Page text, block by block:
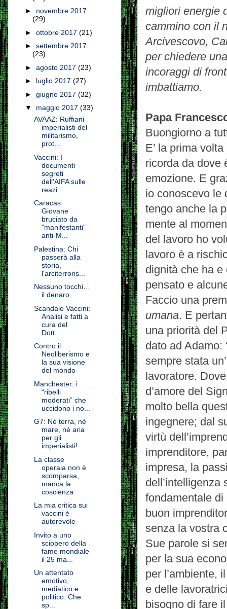
migliori energie
cammino con il
Arcivescovo,
per chiedere
incoraggi di
imbattiamo.
Papa
Buongiorno a
E’ la prima
ricorda da dove
emozione. E
io conoscevo le
tengo anche la
mente al
del lavoro ho
lavoro è a
dignità che ha
pensato e
Faccio una
umana. E
una priorità del
dato ad Adamo:
sempre stata
lavoratore.
d’amore del
molto bella
ingegnere; dal
virtù
imprenditore,
impresa, la
dell’intelligenza
fondamentale di
buon
senza la vostra
Sue parole si
per la sua
per l’ambiente,
e delle
bisogno di fare
► novembre 2017
(29)
► ottobre 2017 (21)
► settembre 2017
(23)
► agosto 2017 (23)
► luglio 2017 (27)
► giugno 2017 (32)
▼ maggio 2017 (33)
AVAAZ: Ruffiani
imperialisti del
militarismo,
prot...
Vaccini: I
documenti
segreti
dell'AIFA sulle
reazi...
Caracas:
Giovane
bruciato da
"manifestanti"
anti-M...
Palestina: Chi
passerà alla
storia,
l'arciterroris...
Nessuno tocchi…
il denaro
Scandalo Vaccini:
Analisi e fatti a
cura del
Dott....
Contro il
Neoliberismo e
la sua visione
del mondo
Manchester: i
“ribelli
moderati” che
uccidono i no...
G7: Nè terra, nè
mare, nè aria
per gli
imperialisti!
La classe
operaia non è
scomparsa,
manca la
coscienza
La mia critica sui
vaccini è
autorevole
Invito a uno
sciopero della
fame mondiale
il 25 ma...
Un attentato
emotivo,
mediatico e
politico. Che
sp...